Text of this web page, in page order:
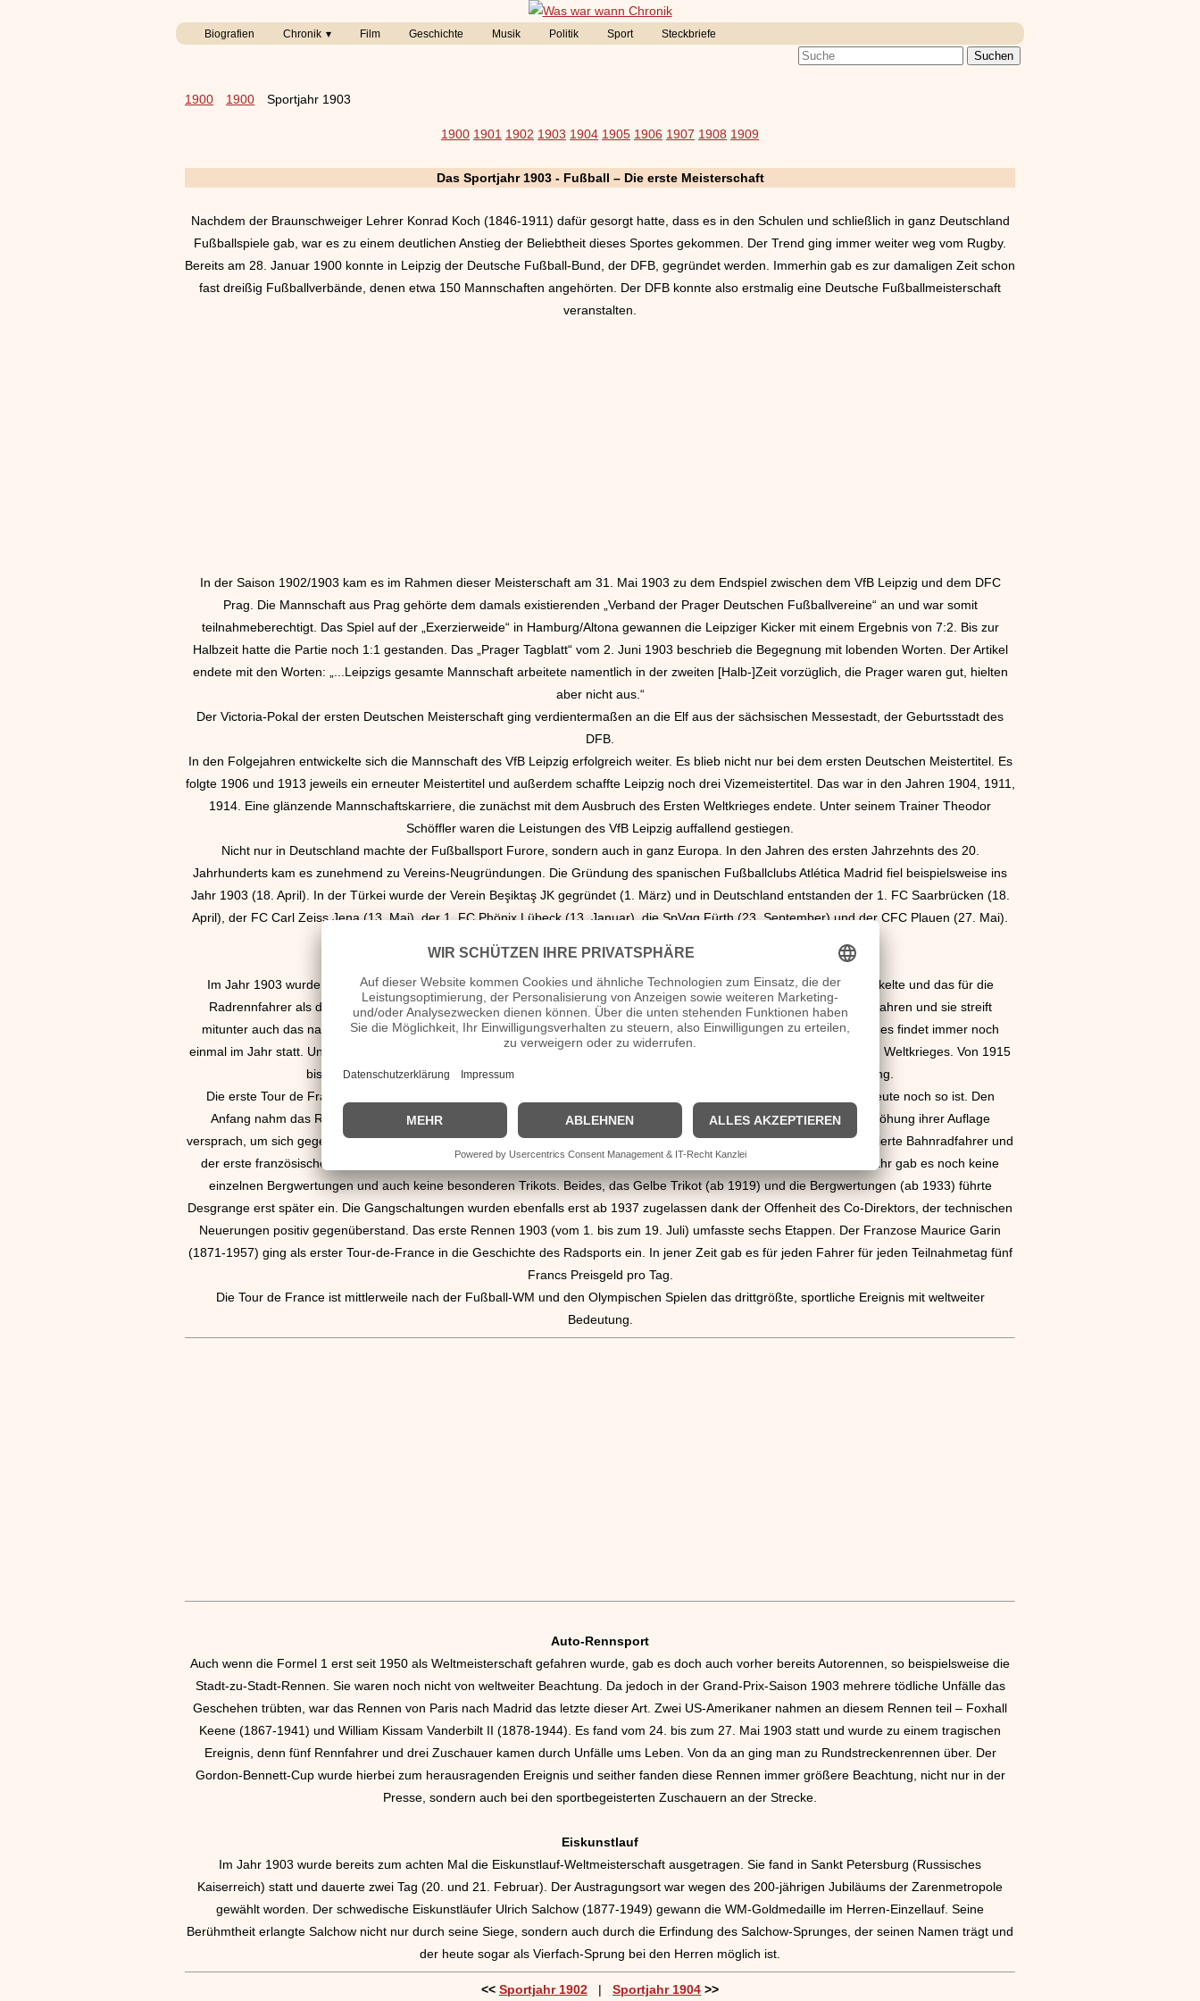
Biografien Chronik Film Geschichte Musik Politik Sport Steckbriefe
1900 1900 Sportjahr 1903
1900 1901 1902 1903 1904 1905 1906 1907 1908 1909
Das Sportjahr 1903 - Fußball – Die erste Meisterschaft
Nachdem der Braunschweiger Lehrer Konrad Koch (1846-1911) dafür gesorgt hatte, dass es in den Schulen und schließlich in ganz Deutschland
Fußballspiele gab, war es zu einem deutlichen Anstieg der Beliebtheit dieses Sportes gekommen. Der Trend ging immer weiter weg vom Rugby.
Bereits am 28. Januar 1900 konnte in Leipzig der Deutsche Fußball-Bund, der DFB, gegründet werden. Immerhin gab es zur damaligen Zeit schon
fast dreißig Fußballverbände, denen etwa 150 Mannschaften angehörten. Der DFB konnte also erstmalig eine Deutsche Fußballmeisterschaft
veranstalten.
In der Saison 1902/1903 kam es im Rahmen dieser Meisterschaft am 31. Mai 1903 zu dem Endspiel zwischen dem VfB Leipzig und dem DFC
Prag. Die Mannschaft aus Prag gehörte dem damals existierenden „Verband der Prager Deutschen Fußballvereine“ an und war somit
teilnahmeberechtigt. Das Spiel auf der „Exerzierweide“ in Hamburg/Altona gewannen die Leipziger Kicker mit einem Ergebnis von 7:2. Bis zur
Halbzeit hatte die Partie noch 1:1 gestanden. Das „Prager Tagblatt“ vom 2. Juni 1903 beschrieb die Begegnung mit lobenden Worten. Der Artikel
endete mit den Worten: „...Leipzigs gesamte Mannschaft arbeitete namentlich in der zweiten [Halb-]Zeit vorzüglich, die Prager waren gut, hielten
aber nicht aus.“
Der Victoria-Pokal der ersten Deutschen Meisterschaft ging verdientermaßen an die Elf aus der sächsischen Messestadt, der Geburtsstadt des
DFB.
In den Folgejahren entwickelte sich die Mannschaft des VfB Leipzig erfolgreich weiter. Es blieb nicht nur bei dem ersten Deutschen Meistertitel. Es
folgte 1906 und 1913 jeweils ein erneuter Meistertitel und außerdem schaffte Leipzig noch drei Vizemeistertitel. Das war in den Jahren 1904, 1911,
1914. Eine glänzende Mannschaftskarriere, die zunächst mit dem Ausbruch des Ersten Weltkrieges endete. Unter seinem Trainer Theodor
Schöffler waren die Leistungen des VfB Leipzig auffallend gestiegen.
Nicht nur in Deutschland machte der Fußballsport Furore, sondern auch in ganz Europa. In den Jahren des ersten Jahrzehnts des 20.
Jahrhunderts kam es zunehmend zu Vereins-Neugründungen. Die Gründung des spanischen Fußballclubs Atlética Madrid fiel beispielsweise ins
Jahr 1903 (18. April). In der Türkei wurde der Verein Beşiktaş JK gegründet (1. März) und in Deutschland entstanden der 1. FC Saarbrücken (18.
April), der FC Carl Zeiss Jena (13. Mai), der 1. FC Phönix Lübeck (13. Januar), die SpVgg Fürth (23. September) und der CFC Plauen (27. Mai).
Die erste Tour de France
Im Jahr 1903 wurde erstmalig die Tour de France ausgetragen, die sich zum berühmtesten Radrennen der Welt entwickelte und das für die
Radrennfahrer als das bedeutendste angesehen wird. Quer durch Frankreich wird die „Große Schleife“ heute noch gefahren und sie streift
mitunter auch das nahe gelegene Ausland. Die Streckenführung ist wechselnd. Drei Wochen dauert dieses Rennen und es findet immer noch
einmal im Jahr statt. Unterbrochen wurde die Regelmäßigkeit der stattfindenden Rennen während des Ersten und Zweiten Weltkrieges. Von 1915
bis 1918 fielen die Touren aus und von 1940 bis 1946 bedingte der Zweite Weltkrieg die Unterbrechung.
Die erste Tour de France führte über eine Distanz von mehr als 2482 Kilometern und endete in Paris, was traditionell heute noch so ist. Den
Anfang nahm das Radrennen durch die Sportzeitung „L’Auto“, die sich von der Veranstaltung dieses Rennens eine Erhöhung ihrer Auflage
versprach, um sich gegen das Konkurrenzblatt „La Vélo“ durchzusetzen. Henri Desgrange (1865-1940), selbst ein passionierte Bahnradfahrer und
der erste französische Meister der Straßenfahrer, hatte bis zu seinem Tod das Amt des Tour-Direktors inne. Im ersten Jahr gab es noch keine
einzelnen Bergwertungen und auch keine besonderen Trikots. Beides, das Gelbe Trikot (ab 1919) und die Bergwertungen (ab 1933) führte
Desgrange erst später ein. Die Gangschaltungen wurden ebenfalls erst ab 1937 zugelassen dank der Offenheit des Co-Direktors, der technischen
Neuerungen positiv gegenüberstand. Das erste Rennen 1903 (vom 1. bis zum 19. Juli) umfasste sechs Etappen. Der Franzose Maurice Garin
(1871-1957) ging als erster Tour-de-France in die Geschichte des Radsports ein. In jener Zeit gab es für jeden Fahrer für jeden Teilnahmetag fünf
Francs Preisgeld pro Tag.
Die Tour de France ist mittlerweile nach der Fußball-WM und den Olympischen Spielen das drittgrößte, sportliche Ereignis mit weltweiter
Bedeutung.
Auto-Rennsport
Auch wenn die Formel 1 erst seit 1950 als Weltmeisterschaft gefahren wurde, gab es doch auch vorher bereits Autorennen, so beispielsweise die
Stadt-zu-Stadt-Rennen. Sie waren noch nicht von weltweiter Beachtung. Da jedoch in der Grand-Prix-Saison 1903 mehrere tödliche Unfälle das
Geschehen trübten, war das Rennen von Paris nach Madrid das letzte dieser Art. Zwei US-Amerikaner nahmen an diesem Rennen teil – Foxhall
Keene (1867-1941) und William Kissam Vanderbilt II (1878-1944). Es fand vom 24. bis zum 27. Mai 1903 statt und wurde zu einem tragischen
Ereignis, denn fünf Rennfahrer und drei Zuschauer kamen durch Unfälle ums Leben. Von da an ging man zu Rundstreckenrennen über. Der
Gordon-Bennett-Cup wurde hierbei zum herausragenden Ereignis und seither fanden diese Rennen immer größere Beachtung, nicht nur in der
Presse, sondern auch bei den sportbegeisterten Zuschauern an der Strecke.
Eiskunstlauf
Im Jahr 1903 wurde bereits zum achten Mal die Eiskunstlauf-Weltmeisterschaft ausgetragen. Sie fand in Sankt Petersburg (Russisches
Kaiserreich) statt und dauerte zwei Tag (20. und 21. Februar). Der Austragungsort war wegen des 200-jährigen Jubiläums der Zarenmetropole
gewählt worden. Der schwedische Eiskunstläufer Ulrich Salchow (1877-1949) gewann die WM-Goldmedaille im Herren-Einzellauf. Seine
Berühmtheit erlangte Salchow nicht nur durch seine Siege, sondern auch durch die Erfindung des Salchow-Sprunges, der seinen Namen trägt und
der heute sogar als Vierfach-Sprung bei den Herren möglich ist.
<< Sportjahr 1902 | Sportjahr 1904 >>